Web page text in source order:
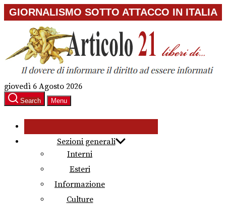
Skip
to
content
GIORNALISMO SOTTO ATTACCO IN ITALIA
giovedì 6 Agosto 2026
Search Menu
Sezioni generali
Interni
Esteri
Informazione
Culture